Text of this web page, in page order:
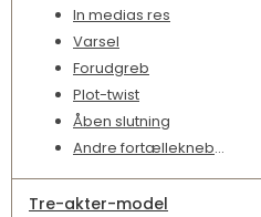
In medias res
Varsel
Forudgreb
Plot-twist
Åben slutning
Andre fortællekneb…
Tre-akter-model